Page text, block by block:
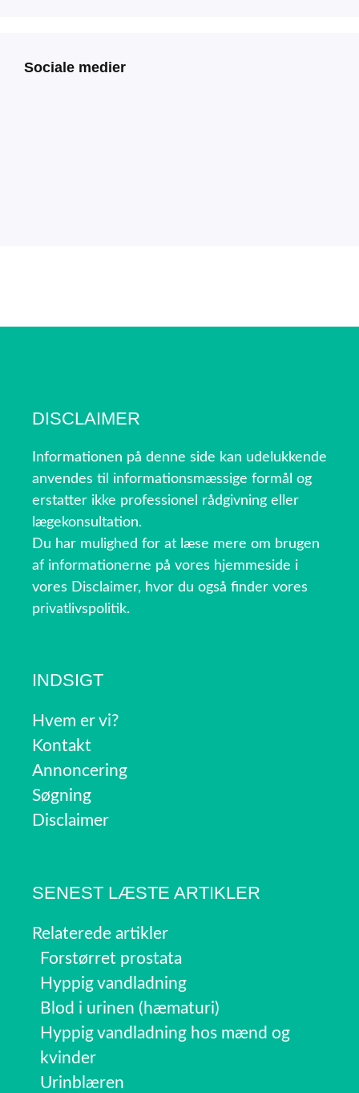
Sociale medier
DISCLAIMER
Informationen på denne side kan udelukkende
anvendes til informationsmæssige formål og
erstatter ikke professionel rådgivning eller
lægekonsultation.
Du har mulighed for at læse mere om brugen
af informationerne på vores hjemmeside i
vores Disclaimer, hvor du også finder vores
privatlivspolitik.
INDSIGT
Hvem er vi?
Kontakt
Annoncering
Søgning
Disclaimer
SENEST LÆSTE ARTIKLER
Relaterede artikler
Forstørret prostata
Hyppig vandladning
Blod i urinen (hæmaturi)
Hyppig vandladning hos mænd og
kvinder
Urinblæren